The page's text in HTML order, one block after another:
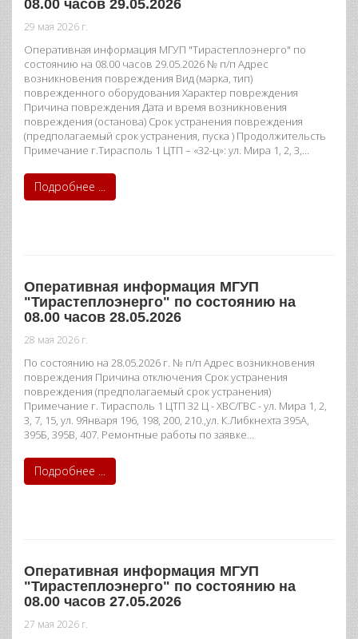
08.00 часов 29.05.2026
29 мая 2026 г.
Оперативная информация МГУП "Тирастеплоэнерго" по
состоянию на 08.00 часов 29.05.2026 № п/п Адрес
возникновения повреждения Вид (марка, тип)
поврежденного оборудования Характер повреждения
Причина повреждения Дата и время возникновения
повреждения (останова) Срок устранения повреждения
(предполагаемый срок устранения, пуска ) Продолжительсть
Примечание г.Тирасполь 1 ЦТП – «32-ц»: ул. Мира 1, 2, 3,…
Подробнее ...
Оперативная информация МГУП
"Тирастеплоэнерго" по состоянию на
08.00 часов 28.05.2026
28 мая 2026 г.
По состоянию на 28.05.2026 г. № п/п Адрес возникновения
повреждения Причина отключения Срок устранения
повреждения (предполагаемый срок устранения)
Примечание г. Тирасполь 1 ЦТП 32 Ц - ХВС/ГВС - ул. Мира 1, 2,
3, 7, 15, ул. 9Января 196, 198, 200, 210.,ул. К.Либкнехта 395А,
395Б, 395В, 407. Ремонтные работы по заявке…
Подробнее ...
Оперативная информация МГУП
"Тирастеплоэнерго" по состоянию на
08.00 часов 27.05.2026
27 мая 2026 г.